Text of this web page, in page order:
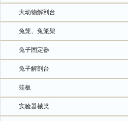
大动物解剖台
兔笼、兔笼架
兔子固定器
兔子解剖台
蛙板
实验器械类